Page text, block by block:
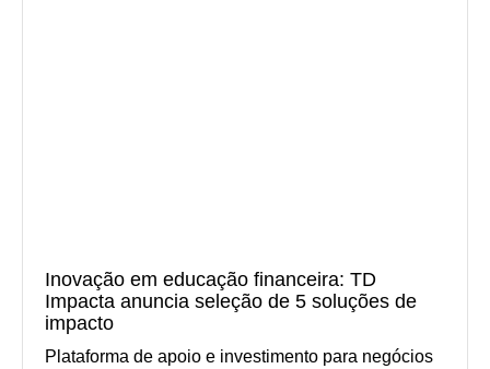
Inovação em educação financeira: TD
Impacta anuncia seleção de 5 soluções de
impacto
Plataforma de apoio e investimento para negócios